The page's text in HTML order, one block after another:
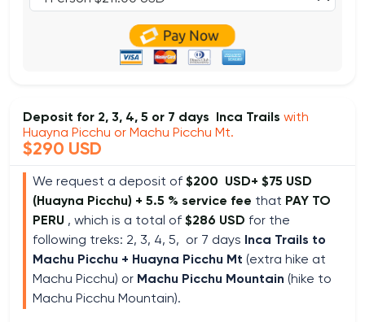
Deposit for 2, 3, 4, 5 or 7 days Inca Trails with
Huayna Picchu or Machu Picchu Mt.
$290 USD
We request a deposit of $200 USD+ $75 USD
(Huayna Picchu) + 5.5 % service fee that PAY TO
PERU , which is a total of $286 USD for the
following treks: 2, 3, 4, 5, or 7 days
Inca Trails to
Machu Picchu + Huayna Picchu Mt (extra hike at
Machu Picchu) or Machu Picchu Mountain (hike to
Machu Picchu Mountain).